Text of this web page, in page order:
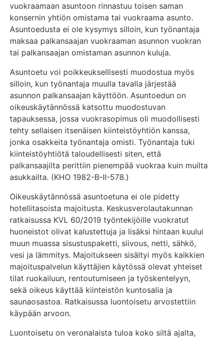
vuokraamaan asuntoon rinnastuu toisen saman
konsernin yhtiön omistama tai vuokraama asunto.
Asuntoedusta ei ole kysymys silloin, kun työnantaja
maksaa palkansaajan vuokraaman asunnon vuokran
tai palkansaajan omistaman asunnon kuluja.
Asuntoetu voi poikkeuksellisesti muodostua myös
silloin, kun työnantaja muulla tavalla järjestää
asunnon palkansaajan käyttöön. Asuntoedun on
oikeuskäytännössä katsottu muodostuvan
tapauksessa, jossa vuokrasopimus oli muodollisesti
tehty sellaisen itsenäisen kiinteistöyhtiön kanssa,
jonka osakkeita työnantaja omisti. Työnantaja tuki
kiinteistöyhtiötä taloudellisesti siten, että
palkansaajilta perittiin pienempää vuokraa kuin muilta
asukkailta. (KHO 1982-B-II-578.)
Oikeuskäytännössä asuntoetuna ei ole pidetty
hotellitasoista majoitusta. Keskusverolautakunnan
ratkaisussa KVL 60/2019 työntekijöille vuokratut
huoneistot olivat kalustettuja ja lisäksi hintaan kuului
muun muassa sisustuspaketti, siivous, netti, sähkö,
vesi ja lämmitys. Majoitukseen sisältyi myös kaikkien
majoituspalvelun käyttäjien käytössä olevat yhteiset
tilat ruokailuun, rentoutumiseen ja työskentelyyn,
sekä oikeus käyttää kiinteistön kuntosalia ja
saunaosastoa. Ratkaisussa luontoisetu arvostettiin
käypään arvoon.
Luontoisetu on veronalaista tuloa koko siltä ajalta,